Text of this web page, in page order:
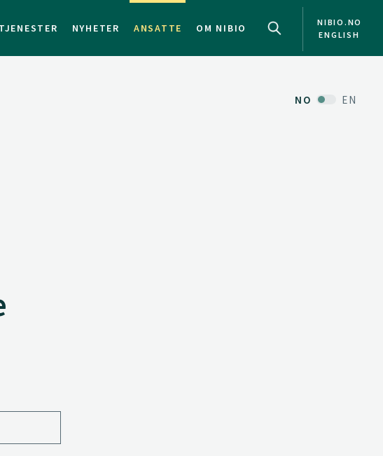
TJENESTER NYHETER ANSATTE OM NIBIO
NIBIO.NO
ENGLISH
NO EN